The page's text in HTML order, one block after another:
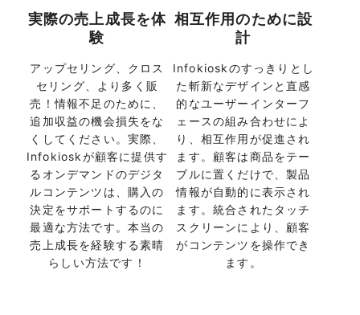
実際の売上成長を体
験
アップセリング、クロス
セリング、より多く販
売！情報不足のために、
追加収益の機会損失をな
くしてください。実際、
Infokioskが顧客に提供す
るオンデマンドのデジタ
ルコンテンツは、購入の
決定をサポートするのに
最適な方法です。本当の
売上成長を経験する素晴
らしい方法です！
相互作用のために設
計
Infokioskのすっきりとし
た斬新なデザインと直感
的なユーザーインターフ
ェースの組み合わせによ
り、相互作用が促進され
ます。顧客は商品をテー
ブルに置くだけで、製品
情報が自動的に表示され
ます。統合されたタッチ
スクリーンにより、顧客
がコンテンツを操作でき
ます。